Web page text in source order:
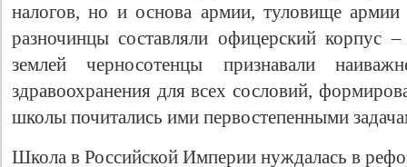
налогов, но и основа армии, туловище
разночинцы составляли офицерский корпус
землей черносотенцы признавали
здравоохранения для всех сословий,
школы почитались ими первостепенными
Школа в Российской Империи нуждалась в